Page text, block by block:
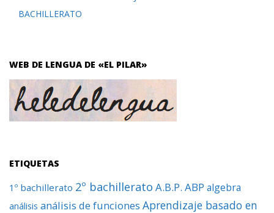
BACHILLERATO
WEB DE LENGUA DE «EL PILAR»
ETIQUETAS
1º bachillerato 2º bachillerato A.B.P. ABP algebra
análisis análisis de funciones Aprendizaje basado en